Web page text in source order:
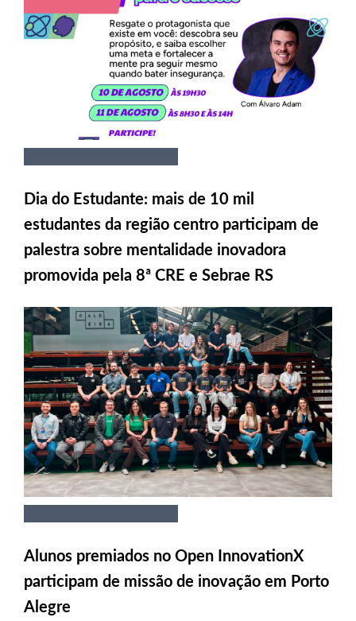
Dia do Estudante: mais de 10 mil
estudantes da região centro participam de
palestra sobre mentalidade inovadora
promovida pela 8ª CRE e Sebrae RS
Alunos premiados no Open InnovationX
participam de missão de inovação em Porto
Alegre